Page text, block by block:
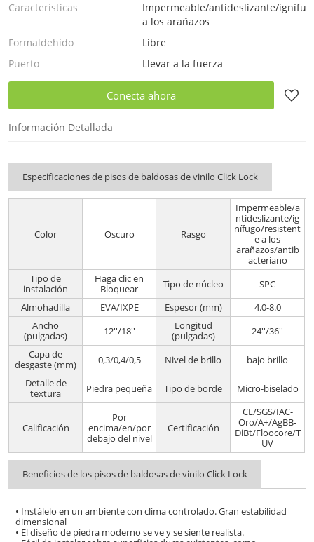
Características
Impermeable/antideslizante/
a los arañazos
Formaldehído
Libre
Puerto
Llevar a la fuerza
Conecta ahora
Información Detallada
Especificaciones de pisos de baldosas de vinilo Click Lock
Color Oscuro Rasgo
Impermeable/a
ntideslizante/ig
nífugo/resistent
e a los
arañazos/antib
acteriano
Tipo de
instalación
Haga clic en
Bloquear
Tipo de núcleo
SPC
Almohadilla
EVA/IXPE Espesor (mm)
4.0-8.0
Ancho
(pulgadas)
12''/18''
Longitud
(pulgadas)
24''/36''
Capa de
desgaste (mm)
0,3/0,4/0,5 Nivel de brillo
bajo brillo
Detalle de
textura
Piedra pequeña Tipo de borde Micro-biselado
Calificación
Por
encima/en/por
debajo del nivel
Certificación
CE/SGS/IAC-
Oro/A+/AgBB-
DiBt/Floocore/T
UV
Beneficios de los pisos de baldosas de vinilo Click Lock
• Instálelo en un ambiente con clima controlado. Gran estabilidad
dimensional
• El diseño de piedra moderno se ve y se siente realista.